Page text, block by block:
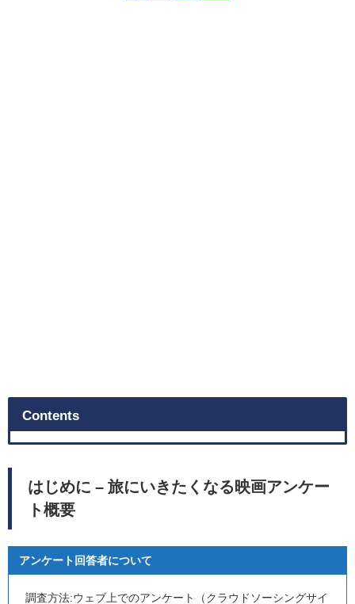
Contents
はじめに – 旅にいきたくなる映画アンケー
ト概要
アンケート回答者について
調査方法:ウェブ上でのアンケート（クラウドソーシングサイ